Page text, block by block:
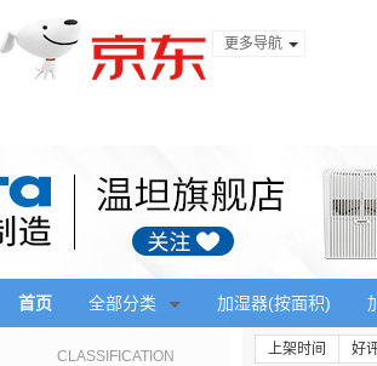
更多导航
首页 全部分类 加湿器(按面积)
CLASSIFICATION 上架时间 好